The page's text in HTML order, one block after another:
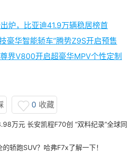
炉，比亚迪41.9万辆稳居榜首
豪华智能轿车”腾势Z9S开启预售
尊界V800开启超豪华MPV个性定制
0 收藏
万元 长安凯程F70创 “双料纪录”全球同
轿跑SUV？哈弗F7x了解一下！